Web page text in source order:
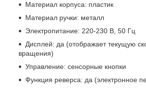
Материал корпуса: пластик
Материал ручки: металл
Электропитание: 220-230 В, 50 Гц
Дисплей: да (отображает текущую
вращения)
Управление: сенсорные кнопки
Функция реверса: да (электронное